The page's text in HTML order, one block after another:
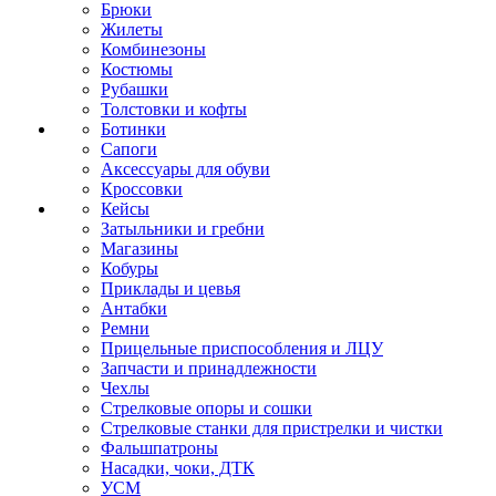
Брюки
Жилеты
Комбинезоны
Костюмы
Рубашки
Толстовки и кофты
Ботинки
Сапоги
Аксессуары для обуви
Кроссовки
Кейсы
Затыльники и гребни
Магазины
Кобуры
Приклады и цевья
Антабки
Ремни
Прицельные приспособления и ЛЦУ
Запчасти и принадлежности
Чехлы
Стрелковые опоры и сошки
Стрелковые станки для пристрелки и чистки
Фальшпатроны
Насадки, чоки, ДТК
УСМ